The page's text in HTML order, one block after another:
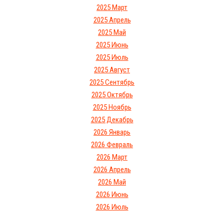
2025 Март
2025 Апрель
2025 Май
2025 Июнь
2025 Июль
2025 Август
2025 Сентябрь
2025 Октябрь
2025 Ноябрь
2025 Декабрь
2026 Январь
2026 Февраль
2026 Март
2026 Апрель
2026 Май
2026 Июнь
2026 Июль